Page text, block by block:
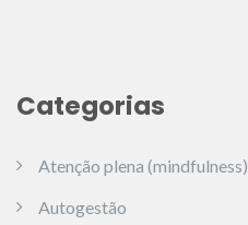
Categorias
Atenção plena (mindfulness)
Autogestão